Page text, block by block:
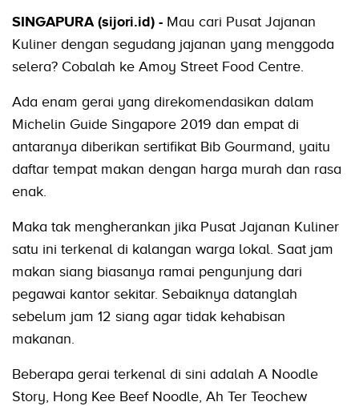
SINGAPURA (sijori.id) - Mau cari Pusat Jajanan
Kuliner dengan segudang jajanan yang menggoda
selera? Cobalah ke Amoy Street Food Centre.
Ada enam gerai yang direkomendasikan dalam
Michelin Guide Singapore 2019 dan empat di
antaranya diberikan sertifikat Bib Gourmand, yaitu
daftar tempat makan dengan harga murah dan rasa
enak.
Maka tak mengherankan jika Pusat Jajanan Kuliner
satu ini terkenal di kalangan warga lokal. Saat jam
makan siang biasanya ramai pengunjung dari
pegawai kantor sekitar. Sebaiknya datanglah
sebelum jam 12 siang agar tidak kehabisan
makanan.
Beberapa gerai terkenal di sini adalah A Noodle
Story, Hong Kee Beef Noodle, Ah Ter Teochew